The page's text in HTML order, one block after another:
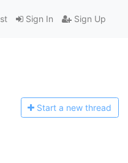
Sign In Sign Up
Start a new thread